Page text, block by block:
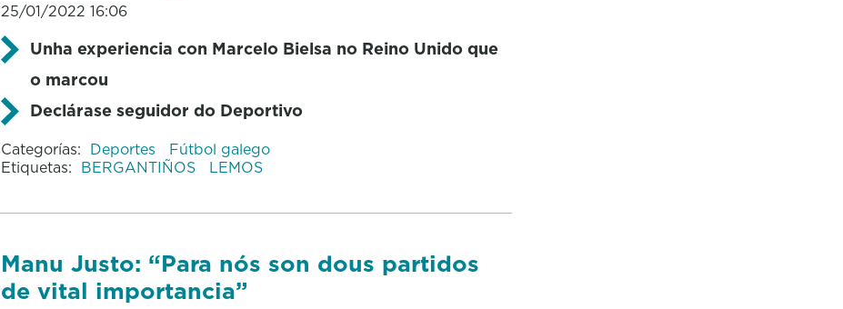
25/01/2022 16:06
Unha experiencia con Marcelo Bielsa no Reino Unido que
o marcou
Declárase seguidor do Deportivo
Categorías: Deportes
Fútbol galego
Etiquetas: BERGANTIÑOS LEMOS
Manu Justo: “Para nós son dous partidos
de vital importancia”